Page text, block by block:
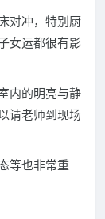
对冲，特别厨
女运都很有影
内的明亮与静
请老师到现场
等也非常重